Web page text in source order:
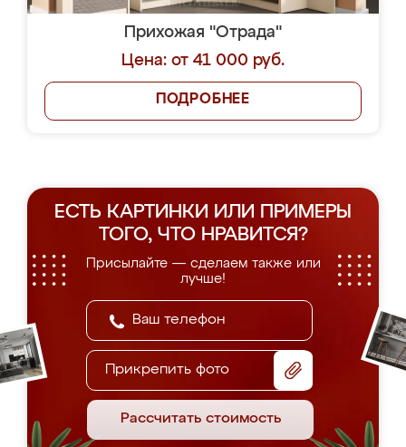
Прихожая "Отрада"
Цена: от 41 000 руб.
ПОДРОБНЕЕ
ЕСТЬ КАРТИНКИ ИЛИ ПРИМЕРЫ
ТОГО, ЧТО НРАВИТСЯ?
Присылайте — сделаем также или
лучше!
Прикрепить фото
Рассчитать стоимость